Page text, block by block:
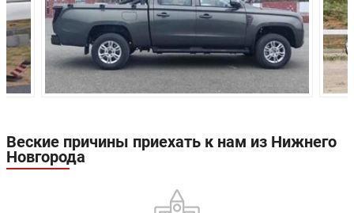
Передняя подвеска:
Независимая, на двойных
поперечных рычагах
Задняя подвеска: Зависимая, рессорная
Передние тормоза: Дисковые
Веские причины приехать к нам из Нижнего
Новгорода